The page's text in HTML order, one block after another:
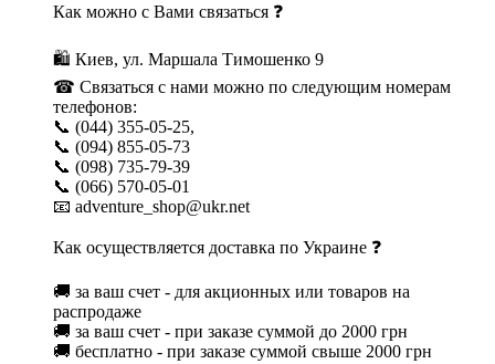
Как можно с Вами связаться ❓
🛍 Киев, ул. Маршала Тимошенко 9
☎ Связаться с нами можно по следующим номерам
телефонов:
📞 (044) 355-05-25,
📞 (094) 855-05-73
📞 (098) 735-79-39
📞 (066) 570-05-01
📧 adventure_shop@ukr.net
Как осуществляется доставка по Украине ❓
🚚 за ваш счет - для акционных или товаров на
распродаже
🚚 за ваш счет - при заказе суммой до 2000 грн
🚚 бесплатно - при заказе суммой свыше 2000 грн